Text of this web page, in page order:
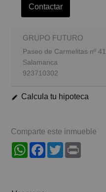
Contactar
GRUPO FUTURO
Paseo de Carmelitas nº 41
Salamanca
923710302
Calcula tu hipoteca
Comparte este inmueble
WhatsAppFacebook
Twitter